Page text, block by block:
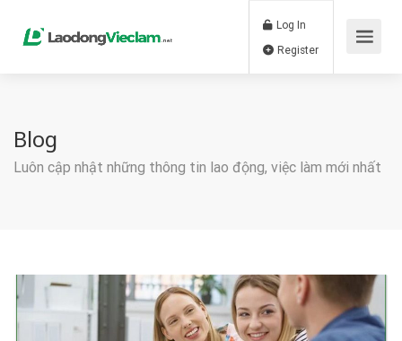
Log In
Blog
Luôn cập nhật những thông tin lao động, việc làm mới nhất